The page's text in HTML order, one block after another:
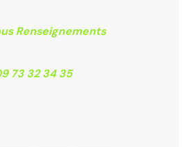
Renseignements
73 32 34 35